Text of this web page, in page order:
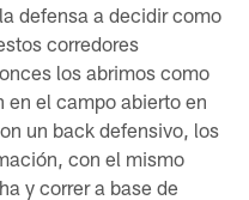
defensa a decidir como
corredores
los abrimos como
en el campo abierto en
un back defensivo, los
con el mismo
y correr a base de